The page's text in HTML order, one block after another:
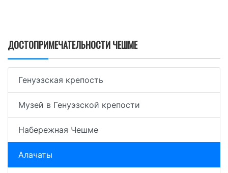
ДОСТОПРИМЕЧАТЕЛЬНОСТИ ЧЕШМЕ
Генуэзская крепость
Музей в Генуэзской крепости
Набережная Чешме
Алачаты